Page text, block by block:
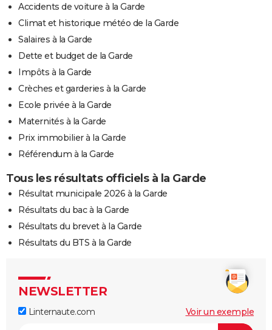
Accidents de voiture à la Garde
Climat et historique météo de la Garde
Salaires à la Garde
Dette et budget de la Garde
Impôts à la Garde
Crèches et garderies à la Garde
Ecole privée à la Garde
Maternités à la Garde
Prix immobilier à la Garde
Référendum à la Garde
Tous les résultats officiels à la Garde
Résultat municipale 2026 à la Garde
Résultats du bac à la Garde
Résultats du brevet à la Garde
Résultats du BTS à la Garde
NEWSLETTER
Linternaute.com Voir un exemple